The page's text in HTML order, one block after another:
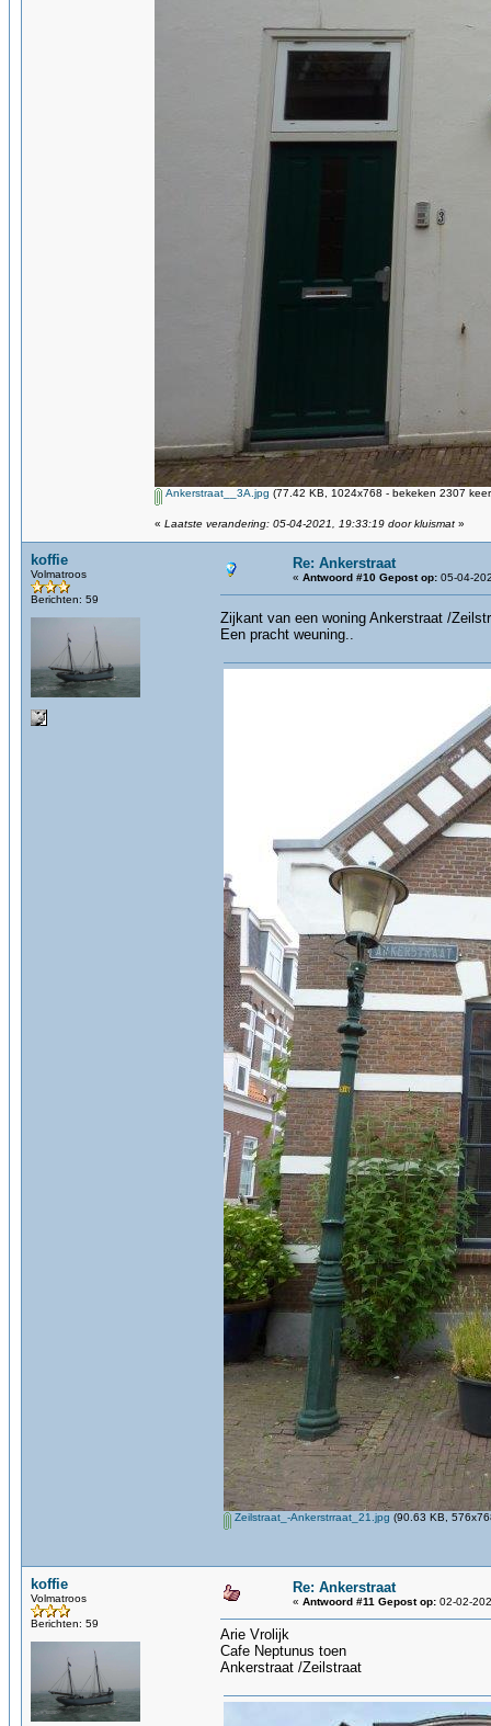
Ankerstraat__3A.jpg (77.42 KB, 1024x768 - bekeken 2307
« Laatste verandering: 05-04-2021, 19:33:19 door kluismat »
koffie
Volmatroos
Berichten: 59
Re: Ankerstraat
« Antwoord #10 Gepost op: 05-04-
Zijkant van een woning Ankerstraat /
Een pracht weuning..
Zeilstraat_-Ankerstrraat_21.jpg (90.63 KB,
koffie
Volmatroos
Berichten: 59
Re: Ankerstraat
« Antwoord #11 Gepost op: 02-02-
Arie Vrolijk
Cafe Neptunus toen
Ankerstraat /Zeilstraat